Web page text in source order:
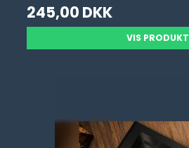
245,00 DKK
VIS PRODUKT